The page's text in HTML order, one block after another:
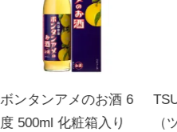
ボンタンアメのお酒 6
度 500ml 化粧箱入り
（